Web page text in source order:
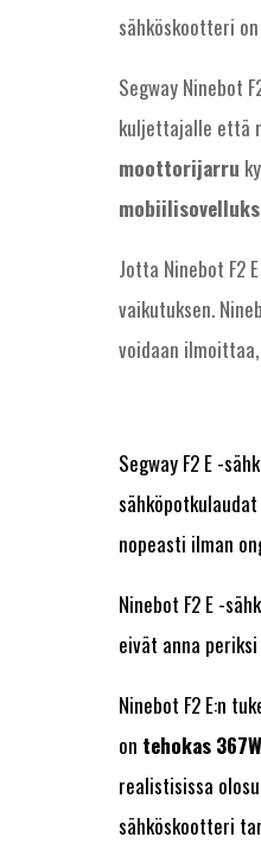
sähköskootteri
Segway Ninebot
kuljettajalle että
moottorijarru
Jotta Ninebot F2
vaikutuksen.
voidaan
Segway F2 E -
nopeasti ilman
Ninebot F2 E -
eivät anna
Ninebot F2 E:n
on tehokas
realistisissa
sähköskootteri